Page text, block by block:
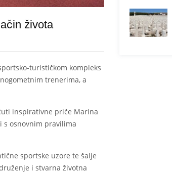
života
turističkom kompleks
trenerima, a
inspirativne priče Marina
s osnovnim pravilima
sportske uzore te šalje
i stvarna životna